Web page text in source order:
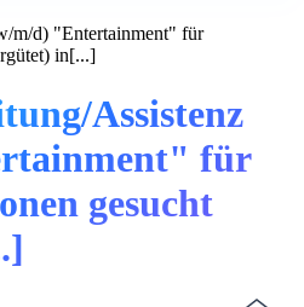
m/d) "Entertainment" für
in[...]
Assistenz
für
gesucht